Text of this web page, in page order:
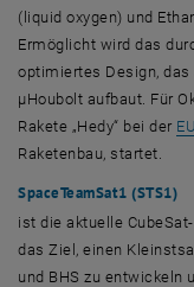
(liquid oxygen) und
Ermöglicht wird das
optimiertes Design ,
µHoubolt aufbaut. Für
Rakete „Hedy“ bei der
Raketenbau, startet.
SpaceTeamSat1 (STS1)
ist die aktuelle CubeSat
das Ziel, einen
und BHS zu entwickeln